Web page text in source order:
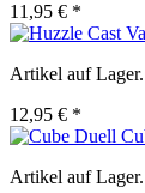
11,95 € *
Artikel auf Lager.
12,95 € *
Artikel auf Lager.